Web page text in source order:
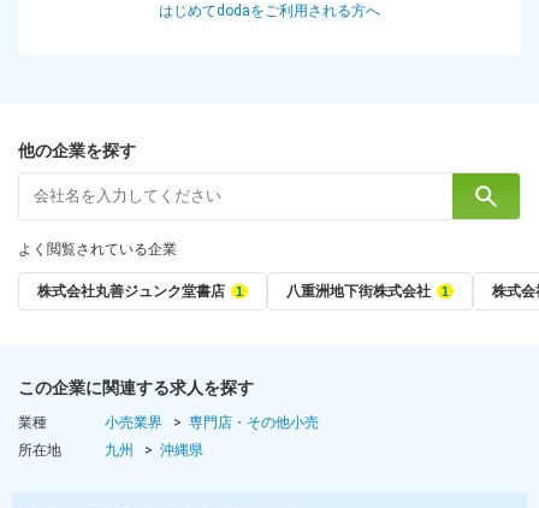
はじめてdodaをご利用される方へ
他の企業を探す
よく閲覧されている企業
株式会社丸善ジュンク堂書店 八重洲地下街株式会社 株式会
この企業に関連する求人を探す
業種 小売業界
専門店・その他小売
所在地
九州 沖縄県